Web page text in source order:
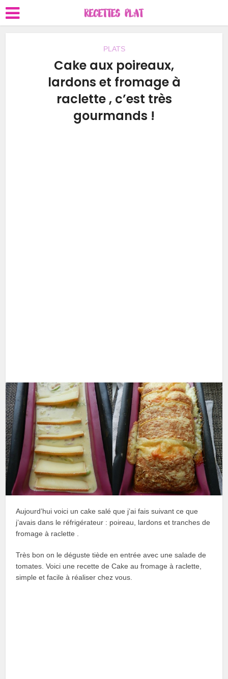
PLATS
Cake aux poireaux,
lardons et fromage à
raclette , c’est très
gourmands !
Aujourd’hui voici un cake salé que j’ai fais suivant ce que
j’avais dans le réfrigérateur : poireau, lardons et tranches de
fromage à raclette .
Très bon on le déguste tiède en entrée avec une salade de
tomates. Voici une recette de Cake au fromage à raclette,
simple et facile à réaliser chez vous.